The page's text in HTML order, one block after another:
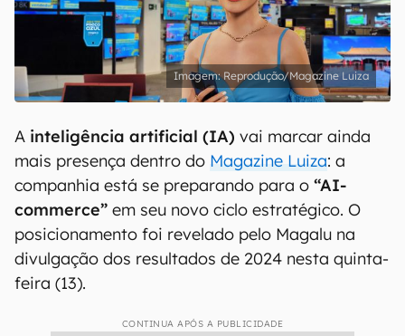
Reprodução/Magazine Luiza
A inteligência artificial (IA) vai marcar ainda
mais presença dentro do Magazine Luiza: a
companhia está se preparando para o “AI-
commerce” em seu novo ciclo estratégico. O
posicionamento foi revelado pelo Magalu na
divulgação dos resultados de 2024 nesta quinta-
feira (13).
CONTINUA APÓS A PUBLICIDADE